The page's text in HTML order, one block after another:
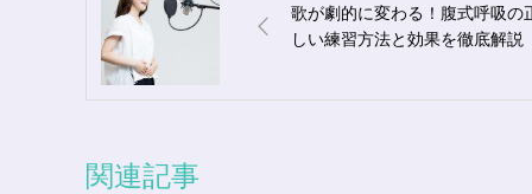
歌が劇的に変わる！腹式呼吸の
しい練習方法と効果を徹底解説
関連記事